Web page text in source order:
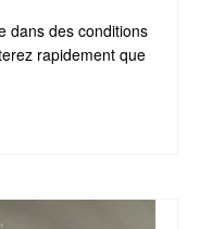
dans des conditions
rapidement que